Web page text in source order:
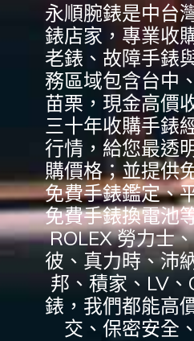
永順腕錶是中台
錶店家，專業收
老錶、故障手錶
務區域包含台中
苗栗，現金高價
三十年收購手錶
行情，給您最透
購價格；並提供
免費手錶鑑定、
免費手錶換電池
ROLEX 勞力士
彼、真力時、沛
邦、積家、LV
錶，我們都能高
交、保密安全